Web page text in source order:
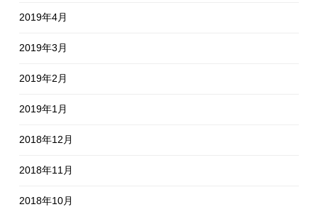
2019年4月
2019年3月
2019年2月
2019年1月
2018年12月
2018年11月
2018年10月